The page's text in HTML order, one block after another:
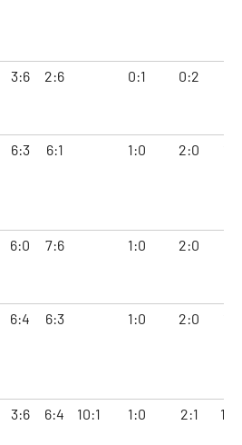
3:6 2:6 0:1 0:2
6:3 6:1 1:0 2:0
6:0 7:6 1:0 2:0
6:4 6:3 1:0 2:0
3:6 6:4 10:1 1:0 2:1